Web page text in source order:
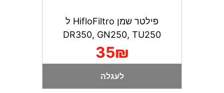
פילטר שמן HifloFiltro ל
DR350, GN250, TU250
35₪
לעגלה